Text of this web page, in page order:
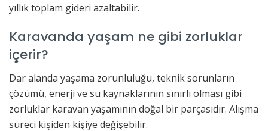
yıllık toplam gideri azaltabilir.
Karavanda yaşam ne gibi zorluklar
içerir?
Dar alanda yaşama zorunluluğu, teknik sorunların
çözümü, enerji ve su kaynaklarının sınırlı olması gibi
zorluklar karavan yaşamının doğal bir parçasıdır. Alışma
süreci kişiden kişiye değişebilir.